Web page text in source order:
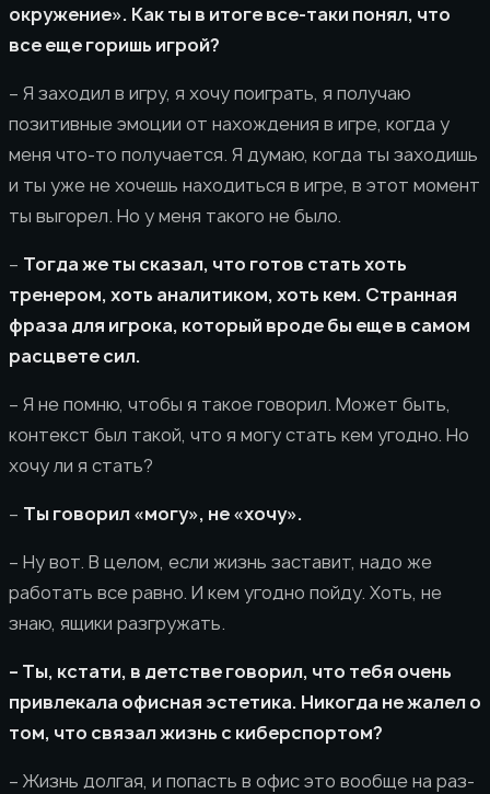
окружение». Как ты в итоге все-таки понял, что
все еще горишь игрой?
– Я заходил в игру, я хочу поиграть, я получаю
позитивные эмоции от нахождения в игре, когда у
меня что-то получается. Я думаю, когда ты заходишь
и ты уже не хочешь находиться в игре, в этот момент
ты выгорел. Но у меня такого не было.
– Тогда же ты сказал, что готов стать хоть
тренером, хоть аналитиком, хоть кем. Странная
фраза для игрока, который вроде бы еще в самом
расцвете сил.
– Я не помню, чтобы я такое говорил. Может быть,
контекст был такой, что я могу стать кем угодно. Но
хочу ли я стать?
– Ты говорил «могу», не «хочу».
– Ну вот. В целом, если жизнь заставит, надо же
работать все равно. И кем угодно пойду. Хоть, не
знаю, ящики разгружать.
– Ты, кстати, в детстве говорил, что тебя очень
привлекала офисная эстетика. Никогда не жалел о
том, что связал жизнь с киберспортом?
– Жизнь долгая, и попасть в офис это вообще на раз-